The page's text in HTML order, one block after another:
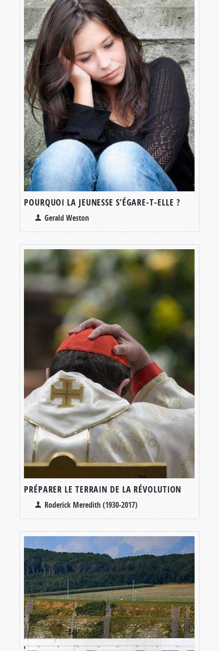
POURQUOI LA JEUNESSE S’ÉGARE-T-ELLE ?
Gerald Weston
PRÉPARER LE TERRAIN DE LA RÉVOLUTION
Roderick Meredith (1930-2017)